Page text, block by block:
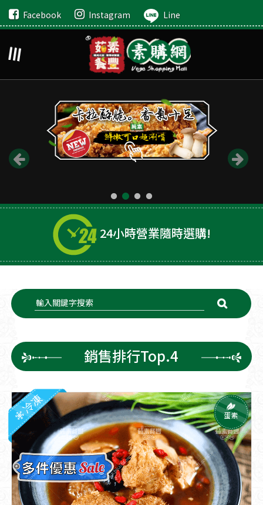
Facebook Instagram Line
24小時營業隨時選購!
銷售排行Top.4
冷凍 蛋素